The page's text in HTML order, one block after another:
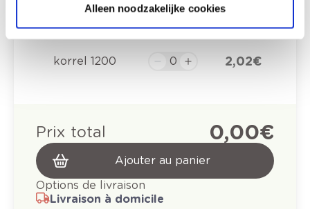
Alleen noodzakelijke cookies
korrel 1200 2,02 €
Prix total 0,00 €
Ajouter au panier
Options de livraison
Livraison à domicile